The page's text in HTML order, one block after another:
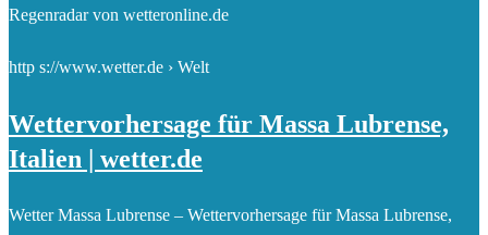
Regenradar von wetteronline.de
http s://www.wetter.de › Welt
Wettervorhersage für Massa Lubrense,
Italien | wetter.de
Wetter Massa Lubrense – Wettervorhersage für Massa Lubrense,